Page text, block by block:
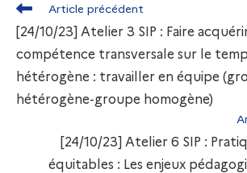
Article précédent
[24/10/23] Atelier 3 SIP : Faire
compétence transversale sur le
hétérogène : travailler en équipe
hétérogène-groupe homogène)
[24/10/23] Atelier 6 SIP :
équitables : Les enjeux